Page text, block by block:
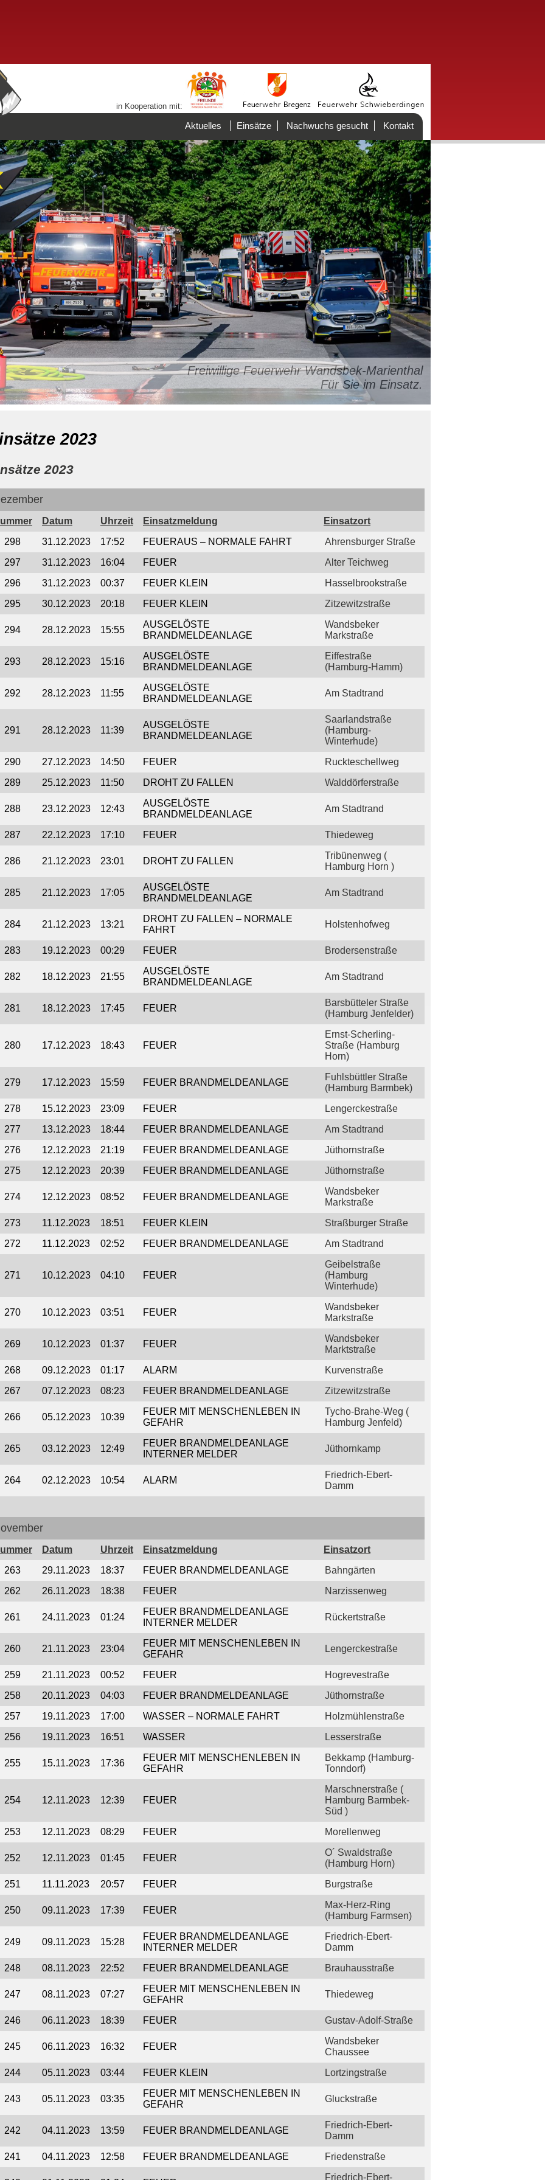
in Kooperation mit:
Aktuelles Einsätze Nachwuchs gesucht Kontakt
Freiwillige Feuerwehr Wandsbek-Marienthal
Für Sie im Einsatz.
2023
2023
Datum Uhrzeit Einsatzmeldung
Einsatzort
298
31.12.2023 17:52 FEUERAUS – NORMALE FAHRT
Ahrensburger Straße
297
31.12.2023 16:04 FEUER
Alter Teichweg
296
31.12.2023 00:37 FEUER KLEIN
Hasselbrookstraße
295
30.12.2023 20:18 FEUER KLEIN Zitzewitzstraße
294 28.12.2023 15:55
AUSGELÖSTE
BRANDMELDEANLAGE
Wandsbeker
Markstraße
293 28.12.2023 15:16
AUSGELÖSTE
BRANDMELDEANLAGE
Eiffestraße
(Hamburg-Hamm)
292 28.12.2023 11:55
AUSGELÖSTE
BRANDMELDEANLAGE
Am Stadtrand
291 28.12.2023 11:39
AUSGELÖSTE
BRANDMELDEANLAGE
Saarlandstraße
(Hamburg-
Winterhude)
290
27.12.2023 14:50 FEUER
Ruckteschellweg
289
25.12.2023 11:50 DROHT ZU FALLEN Walddörferstraße
288 23.12.2023 12:43
AUSGELÖSTE
BRANDMELDEANLAGE
Am Stadtrand
287 22.12.2023 17:10 FEUER Thiedeweg
286 21.12.2023 23:01 DROHT ZU FALLEN
Tribünenweg (
Hamburg Horn )
285 21.12.2023 17:05
AUSGELÖSTE
BRANDMELDEANLAGE
Am Stadtrand
284 21.12.2023 13:21
DROHT ZU FALLEN – NORMALE
FAHRT
Holstenhofweg
283 19.12.2023 00:29 FEUER Brodersenstraße
282 18.12.2023 21:55
AUSGELÖSTE
BRANDMELDEANLAGE
Am Stadtrand
281 18.12.2023 17:45 FEUER
Barsbütteler Straße
(Hamburg Jenfelder)
280 17.12.2023 18:43 FEUER
Ernst-Scherling-
Straße (Hamburg
Horn)
279 17.12.2023 15:59 FEUER BRANDMELDEANLAGE
Fuhlsbüttler Straße
(Hamburg Barmbek)
278
15.12.2023 23:09 FEUER
Lengerckestraße
277
13.12.2023 18:44 FEUER BRANDMELDEANLAGE
Am Stadtrand
276
12.12.2023 21:19 FEUER BRANDMELDEANLAGE
Jüthornstraße
275
12.12.2023 20:39 FEUER BRANDMELDEANLAGE Jüthornstraße
274 12.12.2023 08:52 FEUER BRANDMELDEANLAGE
Wandsbeker
Markstraße
273
11.12.2023 18:51 FEUER KLEIN
Straßburger Straße
272
11.12.2023 02:52 FEUER BRANDMELDEANLAGE Am Stadtrand
271 10.12.2023 04:10 FEUER
Geibelstraße
(Hamburg
Winterhude)
270 10.12.2023 03:51 FEUER
Wandsbeker
Markstraße
269 10.12.2023 01:37 FEUER
Wandsbeker
Marktstraße
268
09.12.2023 01:17 ALARM
Kurvenstraße
267
07.12.2023 08:23 FEUER BRANDMELDEANLAGE Zitzewitzstraße
266 05.12.2023 10:39
FEUER MIT MENSCHENLEBEN IN
GEFAHR
Tycho-Brahe-Weg (
Hamburg Jenfeld)
265 03.12.2023 12:49
FEUER BRANDMELDEANLAGE
INTERNER MELDER
Jüthornkamp
264 02.12.2023 10:54 ALARM
Friedrich-Ebert-
Damm
Datum Uhrzeit Einsatzmeldung
Einsatzort
263
29.11.2023 18:37 FEUER BRANDMELDEANLAGE
Bahngärten
262
26.11.2023 18:38 FEUER Narzissenweg
261 24.11.2023 01:24
FEUER BRANDMELDEANLAGE
INTERNER MELDER
Rückertstraße
260 21.11.2023 23:04
FEUER MIT MENSCHENLEBEN IN
GEFAHR
Lengerckestraße
259 21.11.2023 00:52 FEUER
Hogrevestraße
258
20.11.2023 04:03 FEUER BRANDMELDEANLAGE
Jüthornstraße
257
19.11.2023 17:00 WASSER – NORMALE FAHRT
Holzmühlenstraße
256
19.11.2023 16:51 WASSER Lesserstraße
255 15.11.2023 17:36
FEUER MIT MENSCHENLEBEN IN
GEFAHR
Bekkamp (Hamburg-
Tonndorf)
254 12.11.2023 12:39 FEUER
Marschnerstraße (
Hamburg Barmbek-
Süd )
253
12.11.2023 08:29 FEUER Morellenweg
252 12.11.2023 01:45 FEUER
O´ Swaldstraße
(Hamburg Horn)
251
11.11.2023 20:57 FEUER Burgstraße
250 09.11.2023 17:39 FEUER
Max-Herz-Ring
(Hamburg Farmsen)
249 09.11.2023 15:28
FEUER BRANDMELDEANLAGE
INTERNER MELDER
Friedrich-Ebert-
Damm
248
08.11.2023 22:52 FEUER BRANDMELDEANLAGE Brauhausstraße
247 08.11.2023 07:27
FEUER MIT MENSCHENLEBEN IN
GEFAHR
Thiedeweg
246 06.11.2023 18:39 FEUER Gustav-Adolf-Straße
245 06.11.2023 16:32 FEUER
Wandsbeker
Chaussee
244
05.11.2023 03:44 FEUER KLEIN Lortzingstraße
243 05.11.2023 03:35
FEUER MIT MENSCHENLEBEN IN
GEFAHR
Gluckstraße
242 04.11.2023 13:59 FEUER BRANDMELDEANLAGE
Friedrich-Ebert-
Damm
241
04.11.2023 12:58 FEUER BRANDMELDEANLAGE Friedenstraße
Friedrich-Ebert-